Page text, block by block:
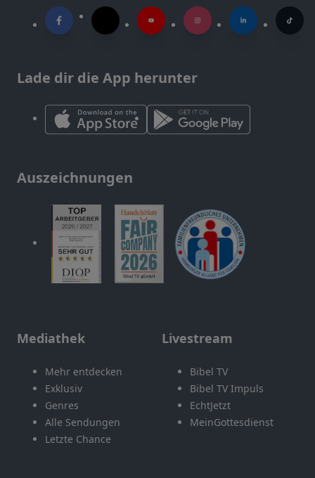
Lade dir die App herunter
Auszeichnungen
Mediathek
Mehr entdecken
Exklusiv
Genres
Alle Sendungen
Letzte Chance
Livestream
Bibel TV
Bibel TV Impuls
EchtJetzt
MeinGottesdienst